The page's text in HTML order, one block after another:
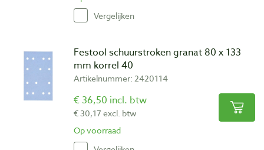
Vergelijken
Festool schuurstroken granat 80 x 133
mm korrel 40
Artikelnummer: 2420114
€ 36,50 incl. btw
€ 30,17 excl. btw
Op voorraad